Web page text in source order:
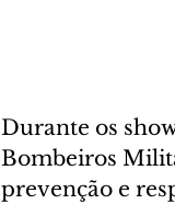
Durante os
Bombeiros
prevenção e